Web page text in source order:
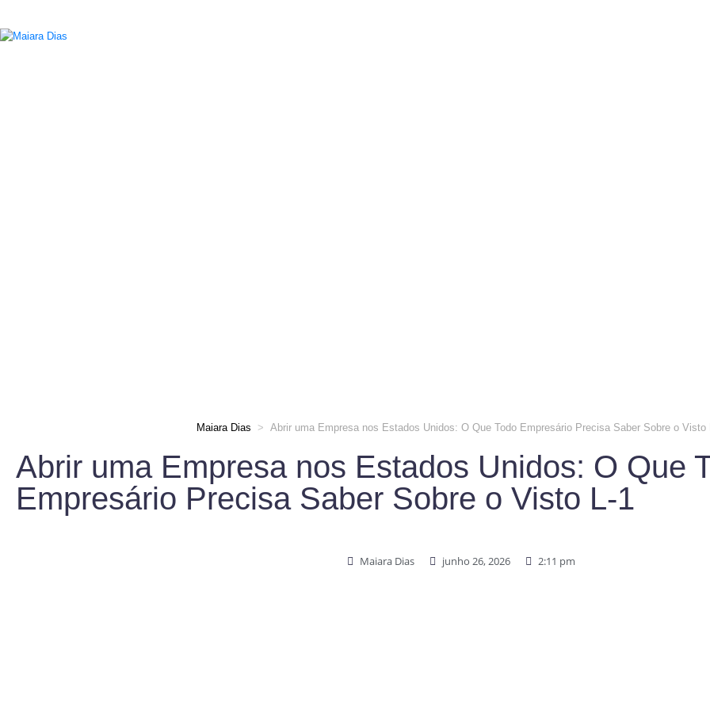
Maiara Dias > Abrir uma Empresa nos Estados Unidos: O Que Todo Empresário Precisa Saber Sobre o Visto
Abrir uma Empresa nos Estados Unidos: O Que
Empresário Precisa Saber Sobre o Visto L-1
Maiara Dias junho 26, 2026 2:11 pm